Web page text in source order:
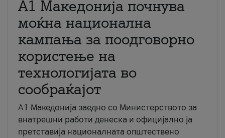
A1 Македонија почнува
моќна национална
кампања за поодговорно
користење на
технологијата во
сообраќајот
A1 Македонија заедно со Министерството за
внатрешни работи денеска и официјално ја
претставија националната општествено